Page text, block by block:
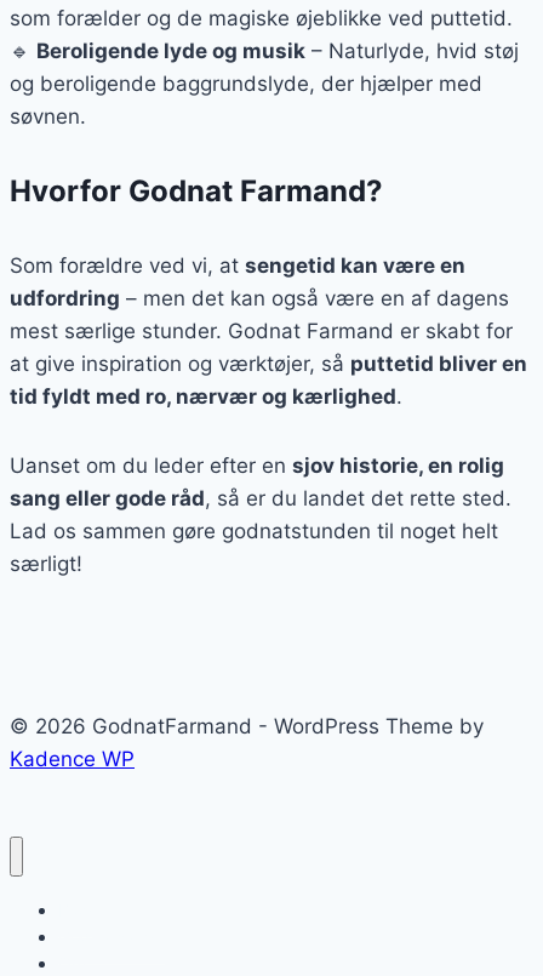
som forælder og de magiske øjeblikke ved puttetid.
🔹 Beroligende lyde og musik – Naturlyde, hvid støj
og beroligende baggrundslyde, der hjælper med
søvnen.
Hvorfor Godnat Farmand?
Som forældre ved vi, at sengetid kan være en
udfordring – men det kan også være en af dagens
mest særlige stunder. Godnat Farmand er skabt for
at give inspiration og værktøjer, så puttetid bliver en
tid fyldt med ro, nærvær og kærlighed.
Uanset om du leder efter en sjov historie, en rolig
sang eller gode råd, så er du landet det rette sted.
Lad os sammen gøre godnatstunden til noget helt
særligt!
© 2026 GodnatFarmand - WordPress Theme by
Kadence WP